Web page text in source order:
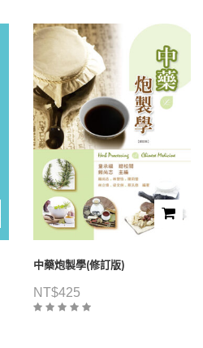
中藥炮製學(修訂版)
NT$425